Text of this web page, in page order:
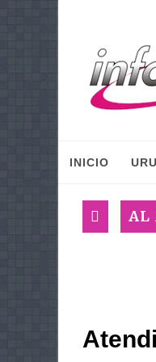
INICIO
AL